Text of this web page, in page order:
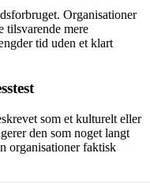
Organisationer
tilsvarende mere
tid uden et klart
som et kulturelt eller
den som noget langt
organisationer faktisk